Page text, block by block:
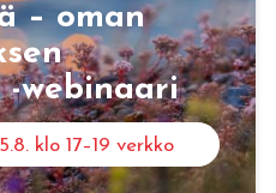
– oman
webinaari
klo 17–19 verkko